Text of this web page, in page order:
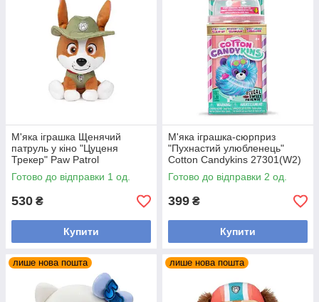
М'яка іграшка Щенячий
патруль у кіно "Цуценя
Трекер" Paw Patrol
SM33351/6066491, 15 см
Готово до відправки 1 од.
530 ₴
Купити
М'яка іграшка-сюрприз
"Пухнастий улюбленець"
Cotton Candykins 27301(W2)
в асортименті
Готово до відправки 2 од.
399 ₴
Купити
лише нова пошта лише нова пошта